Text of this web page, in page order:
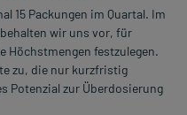
15 Packungen im Quartal. Im
wir uns vor, für
Höchstmengen festzulegen.
zu, die nur kurzfristig
Potenzial zur Überdosierung